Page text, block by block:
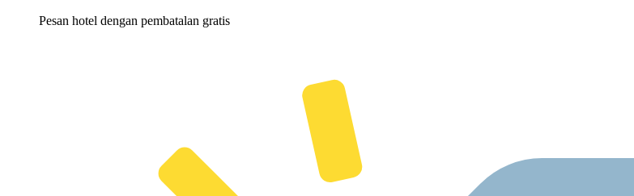
Pesan hotel dengan pembatalan gratis